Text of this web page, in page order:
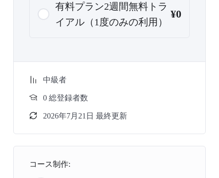
有料プラン2週間無料トラ
イアル（1度のみの利用）
¥0
中級者
0 総登録者数
2026年7月21日 最終更新
コース制作: